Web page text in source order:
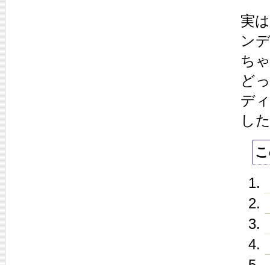
実
ン
ち
ど
デ
し